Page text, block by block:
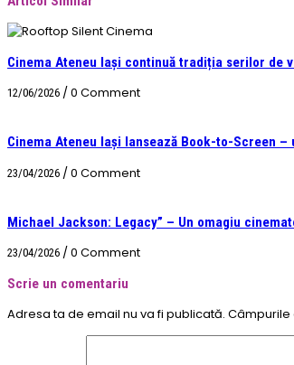
Cinema Ateneu Iași continuă tradiția serilor de
12/06/2026 / 0 Comment
Cinema Ateneu Iași lansează Book-to-Screen
23/04/2026 /0 Comment
Michael Jackson: Legacy” – Un omagiu
23/04/2026 /0 Comment
Scrie un comentariu
Adresa ta de email nu va fi publicată. Câmpurile